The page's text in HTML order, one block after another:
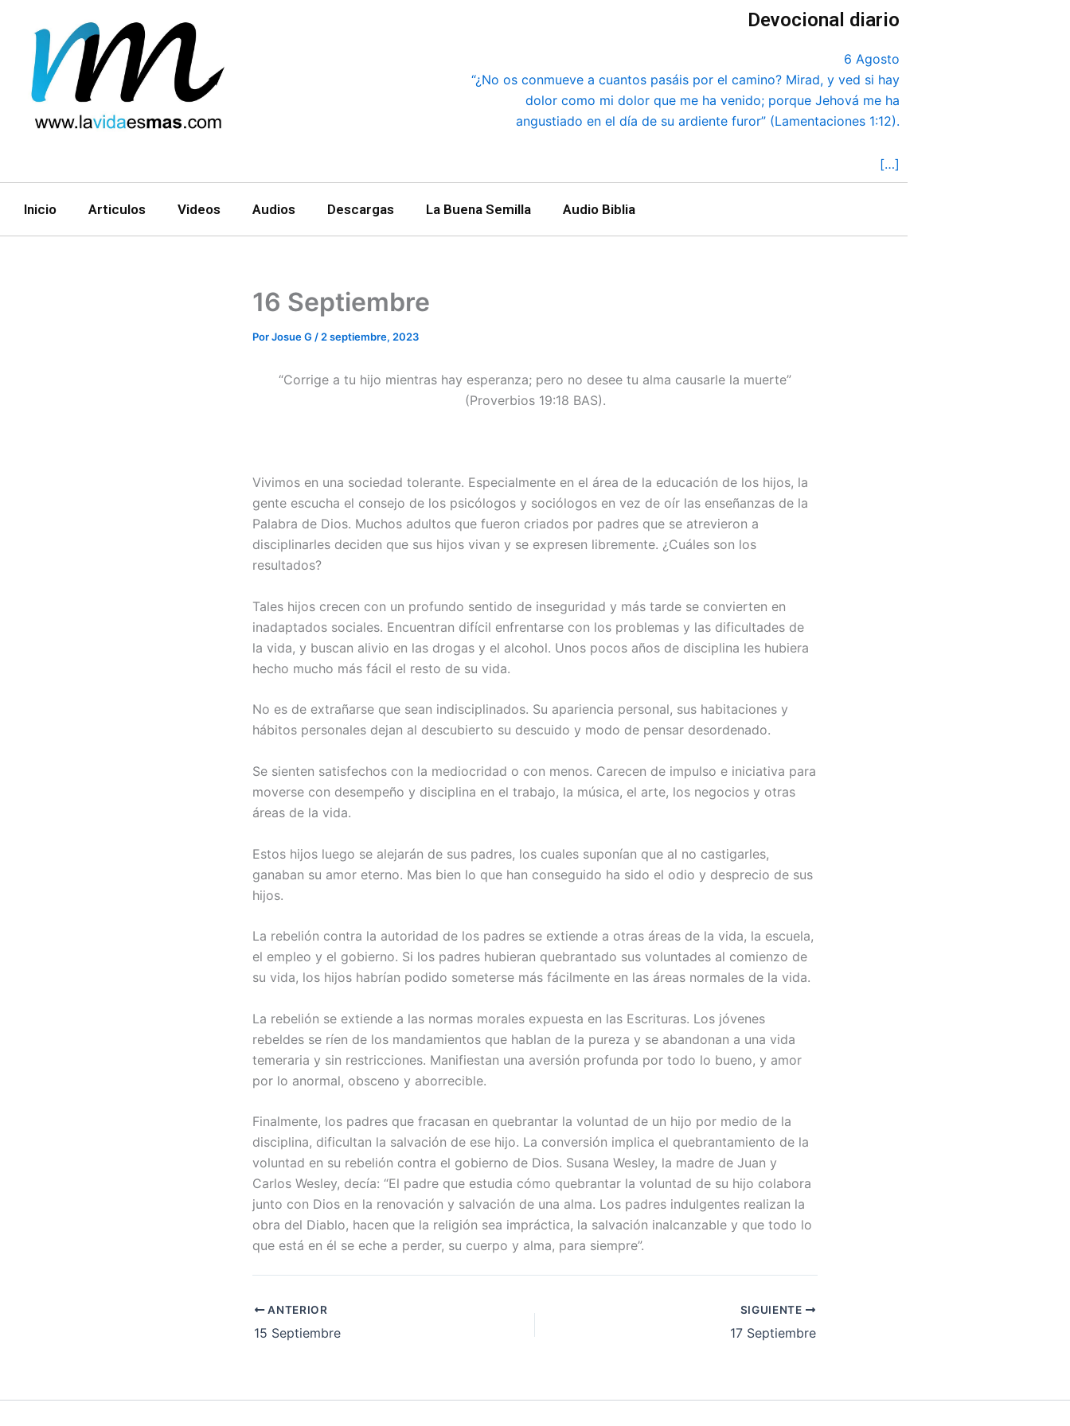
contenido
Devocional diario
6 Agosto
“¿No os conmueve a cuantos pasáis por el camino? Mirad, y ved si hay
dolor como mi dolor que me ha venido; porque Jehová me ha
angustiado en el día de su ardiente furor” (Lamentaciones 1:12).
[…]
Inicio Articulos Videos Audios Descargas La Buena Semilla Audio Biblia
16 Septiembre
PorJosue G / 2 septiembre, 2023
“Corrige a tu hijo mientras hay esperanza; pero no desee tu alma causarle la muerte”
(Proverbios 19:18 BAS).
Vivimos en una sociedad tolerante. Especialmente en el área de la educación de los hijos, la
gente escucha el consejo de los psicólogos y sociólogos en vez de oír las enseñanzas de la
Palabra de Dios. Muchos adultos que fueron criados por padres que se atrevieron a
disciplinarles deciden que sus hijos vivan y se expresen libremente. ¿Cuáles son los
resultados?
Tales hijos crecen con un profundo sentido de inseguridad y más tarde se convierten en
inadaptados sociales. Encuentran difícil enfrentarse con los problemas y las dificultades de
la vida, y buscan alivio en las drogas y el alcohol. Unos pocos años de disciplina les hubiera
hecho mucho más fácil el resto de su vida.
No es de extrañarse que sean indisciplinados. Su apariencia personal, sus habitaciones y
hábitos personales dejan al descubierto su descuido y modo de pensar desordenado.
Se sienten satisfechos con la mediocridad o con menos. Carecen de impulso e iniciativa para
moverse con desempeño y disciplina en el trabajo, la música, el arte, los negocios y otras
áreas de la vida.
Estos hijos luego se alejarán de sus padres, los cuales suponían que al no castigarles,
ganaban su amor eterno. Mas bien lo que han conseguido ha sido el odio y desprecio de sus
hijos.
La rebelión contra la autoridad de los padres se extiende a otras áreas de la vida, la escuela,
el empleo y el gobierno. Si los padres hubieran quebrantado sus voluntades al comienzo de
su vida, los hijos habrían podido someterse más fácilmente en las áreas normales de la vida.
La rebelión se extiende a las normas morales expuesta en las Escrituras. Los jóvenes
rebeldes se ríen de los mandamientos que hablan de la pureza y se abandonan a una vida
temeraria y sin restricciones. Manifiestan una aversión profunda por todo lo bueno, y amor
por lo anormal, obsceno y aborrecible.
Finalmente, los padres que fracasan en quebrantar la voluntad de un hijo por medio de la
disciplina, dificultan la salvación de ese hijo. La conversión implica el quebrantamiento de la
voluntad en su rebelión contra el gobierno de Dios. Susana Wesley, la madre de Juan y
Carlos Wesley, decía: “El padre que estudia cómo quebrantar la voluntad de su hijo colabora
junto con Dios en la renovación y salvación de una alma. Los padres indulgentes realizan la
obra del Diablo, hacen que la religión sea impráctica, la salvación inalcanzable y que todo lo
que está en él se eche a perder, su cuerpo y alma, para siempre”.
ANTERIOR
15 Septiembre
SIGUIENTE
17 Septiembre